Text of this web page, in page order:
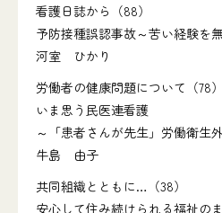
看護日誌から（88）
予防接種誤認事故～苦い経験を
河室 ひかり
労働者の健康問題について（78）
いま思う民医連看護
～「患者さんが先生」労働衛生
牛島 由子
共同組織とともに…（38）
安心して住み続けられる福祉の